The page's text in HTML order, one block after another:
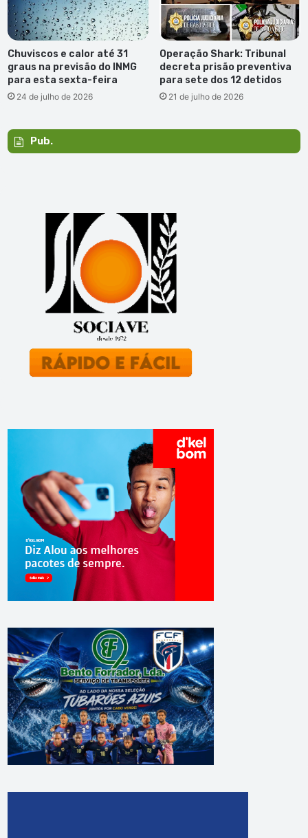
Chuviscos e calor até 31
graus na previsão do INMG
para esta sexta-feira
24 de julho de 2026
Operação Shark: Tribunal
decreta prisão preventiva
para sete dos 12 detidos
21 de julho de 2026
Pub.